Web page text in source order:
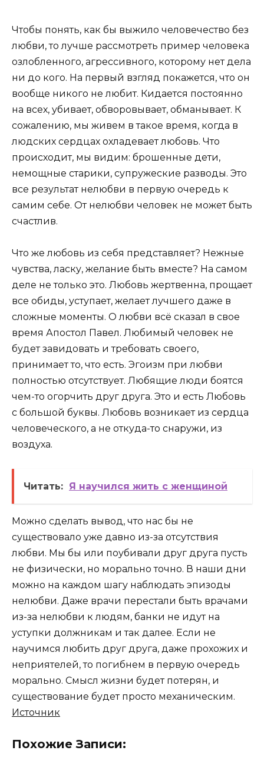
Чтобы понять, как бы выжило человечество без
любви, то лучше рассмотреть пример человека
озлобленного, агрессивного, которому нет дела
ни до кого. На первый взгляд покажется, что он
вообще никого не любит. Кидается постоянно
на всех, убивает, обворовывает, обманывает. К
сожалению, мы живем в такое время, когда в
людских сердцах охладевает любовь. Что
происходит, мы видим: брошенные дети,
немощные старики, супружеские разводы. Это
все результат нелюбви в первую очередь к
самим себе. От нелюбви человек не может быть
счастлив.
Что же любовь из себя представляет? Нежные
чувства, ласку, желание быть вместе? На самом
деле не только это. Любовь жертвенна, прощает
все обиды, уступает, желает лучшего даже в
сложные моменты. О любви всё сказал в свое
время Апостол Павел. Любимый человек не
будет завидовать и требовать своего,
принимает то, что есть. Эгоизм при любви
полностью отсутствует. Любящие люди боятся
чем-то огорчить друг друга. Это и есть Любовь
с большой буквы. Любовь возникает из сердца
человеческого, а не откуда-то снаружи, из
воздуха.
Читать: Я научился жить с женщиной
Можно сделать вывод, что нас бы не
существовало уже давно из-за отсутствия
любви. Мы бы или поубивали друг друга пусть
не физически, но морально точно. В наши дни
можно на каждом шагу наблюдать эпизоды
нелюбви. Даже врачи перестали быть врачами
из-за нелюбви к людям, банки не идут на
уступки должникам и так далее. Если не
научимся любить друг друга, даже прохожих и
неприятелей, то погибнем в первую очередь
морально. Смысл жизни будет потерян, и
существование будет просто механическим.
Источник
Похожие Записи: